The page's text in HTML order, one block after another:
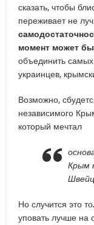
сказать, чтобы
переживает не
момент может
объединить
украинцев,
Возможно,
независимого
который мечтал
Крым
Но случится это
уповать лучше на